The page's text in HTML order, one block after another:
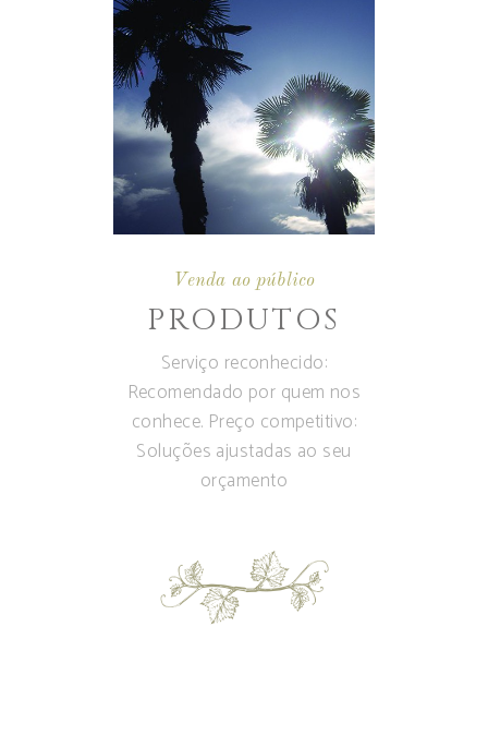
Venda ao público
PRODUTOS
Serviço reconhecido:
Recomendado por quem nos
conhece. Preço competitivo:
Soluções ajustadas ao seu
orçamento